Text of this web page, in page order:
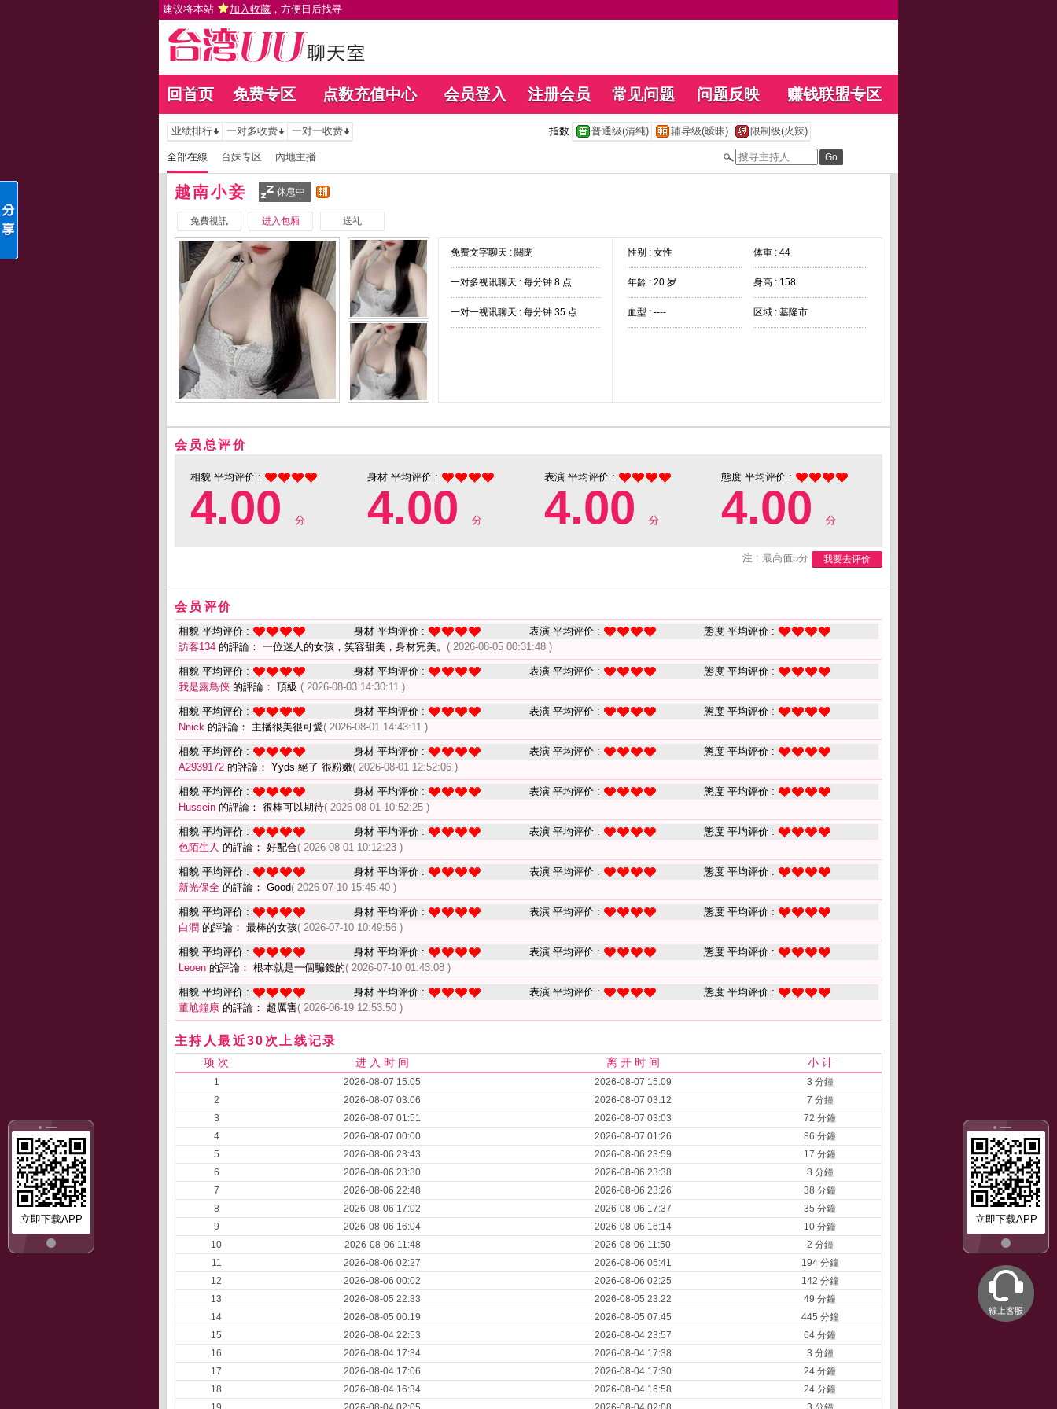
建议将本站 加入收藏 ，方便日后找寻
回首页 免费专区 点数充值中心 会员登入 注册会员 常见问题 问题反映 赚钱联盟专区
立即下载APP
立即下载APP
业绩排行 一对多收费 一对一收费 指数 普通级(清纯) 辅导级(暧昧) 限制级(火辣)
全部在線 台妹专区 內地主播
越南小妾 休息中
免費視訊 进入包厢 送礼
免费文字聊天 : 關閉
一对多视讯聊天 : 每分钟 8 点
一对一视讯聊天 : 每分钟 35 点
性别 : 女性 体重 : 44
年龄 : 20 岁 身高 : 158
血型 : ---- 区域 : 基隆市
会员总评价
相貌 平均评价 :
4.00 分
身材 平均评价 :
4.00 分
表演 平均评价 :
4.00 分
態度 平均评价 :
4.00 分
注 : 最高值5分 我要去评价
会员评价
相貌 平均评价 : 身材 平均评价 : 表演 平均评价 :
態度 平均评价 :
訪客134 的評論： 一位迷人的女孩，笑容甜美，身材完美。 ( 2026-08-05 00:31:48 )
相貌 平均评价 : 身材 平均评价 : 表演 平均评价 :
態度 平均评价 :
我是露鳥俠 的評論： 頂級 ( 2026-08-03 14:30:11 )
相貌 平均评价 : 身材 平均评价 : 表演 平均评价 :
態度 平均评价 :
Nnick 的評論： 主播很美很可愛( 2026-08-01 14:43:11 )
相貌 平均评价 : 身材 平均评价 : 表演 平均评价 :
態度 平均评价 :
A2939172 的評論： Yyds 絕了 很粉嫩( 2026-08-01 12:52:06 )
相貌 平均评价 : 身材 平均评价 : 表演 平均评价 :
態度 平均评价 :
Hussein 的評論： 很棒可以期待( 2026-08-01 10:52:25 )
相貌 平均评价 : 身材 平均评价 : 表演 平均评价 :
態度 平均评价 :
色陌生人 的評論： 好配合( 2026-08-01 10:12:23 )
相貌 平均评价 : 身材 平均评价 : 表演 平均评价 :
態度 平均评价 :
新光保全 的評論： Good( 2026-07-10 15:45:40 )
相貌 平均评价 : 身材 平均评价 : 表演 平均评价 :
態度 平均评价 :
白潤 的評論： 最棒的女孩( 2026-07-10 10:49:56 )
相貌 平均评价 : 身材 平均评价 : 表演 平均评价 :
態度 平均评价 :
Leoen 的評論： 根本就是一個騙錢的( 2026-07-10 01:43:08 )
相貌 平均评价 : 身材 平均评价 : 表演 平均评价 :
態度 平均评价 :
董尬鐘康 的評論： 超厲害( 2026-06-19 12:53:50 )
主持人最近30次上线记录
项 次 进 入 时 间 离 开 时 间 小 计
1 2026-08-07 15:05 2026-08-07 15:09
3 分鐘
2
2026-08-07 03:06 2026-08-07 03:12
7 分鐘
3
2026-08-07 01:51 2026-08-07 03:03
72 分鐘
4
2026-08-07 00:00 2026-08-07 01:26
86 分鐘
5
2026-08-06 23:43 2026-08-06 23:59
17 分鐘
6
2026-08-06 23:30 2026-08-06 23:38
8 分鐘
7
2026-08-06 22:48 2026-08-06 23:26
38 分鐘
8
2026-08-06 17:02 2026-08-06 17:37
35 分鐘
9
2026-08-06 16:04 2026-08-06 16:14
10 分鐘
10
2026-08-06 11:48 2026-08-06 11:50
2 分鐘
11
2026-08-06 02:27 2026-08-06 05:41
194 分鐘
12
2026-08-06 00:02 2026-08-06 02:25
142 分鐘
13
2026-08-05 22:33 2026-08-05 23:22
49 分鐘
14
2026-08-05 00:19 2026-08-05 07:45
445 分鐘
15
2026-08-04 22:53 2026-08-04 23:57
64 分鐘
16
2026-08-04 17:34 2026-08-04 17:38
3 分鐘
17
2026-08-04 17:06 2026-08-04 17:30
24 分鐘
18
2026-08-04 16:34 2026-08-04 16:58
24 分鐘